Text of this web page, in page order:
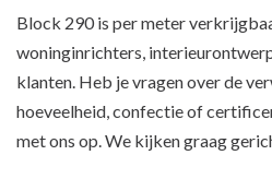
Block 290 is per meter
woninginrichters,
klanten. Heb je vragen over de
hoeveelheid, confectie of
met ons op. We kijken graag